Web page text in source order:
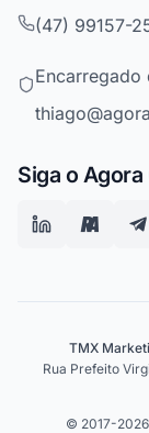
(47) 99157-
Encarregado
Siga o
TMX
Rua Prefeito
© 2017-